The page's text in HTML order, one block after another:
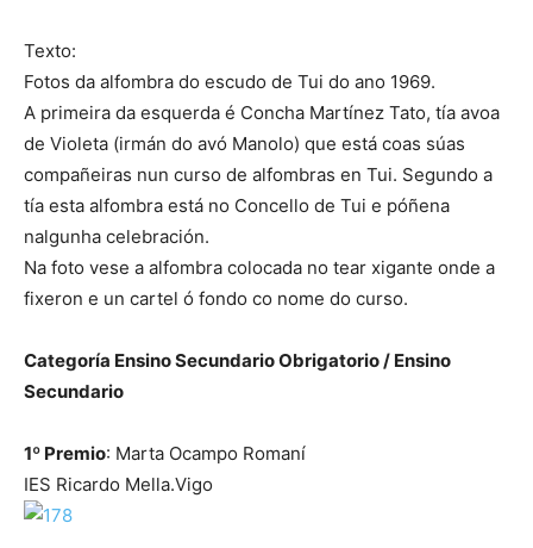
Texto:
Fotos da alfombra do escudo de Tui do ano 1969.
A primeira da esquerda é Concha Martínez Tato, tía avoa
de Violeta (irmán do avó Manolo) que está coas súas
compañeiras nun curso de alfombras en Tui. Segundo a
tía esta alfombra está no Concello de Tui e póñena
nalgunha celebración.
Na foto vese a alfombra colocada no tear xigante onde a
fixeron e un cartel ó fondo co nome do curso.
Categoría Ensino Secundario Obrigatorio / Ensino
Secundario
1º Premio: Marta Ocampo Romaní
IES Ricardo Mella.Vigo